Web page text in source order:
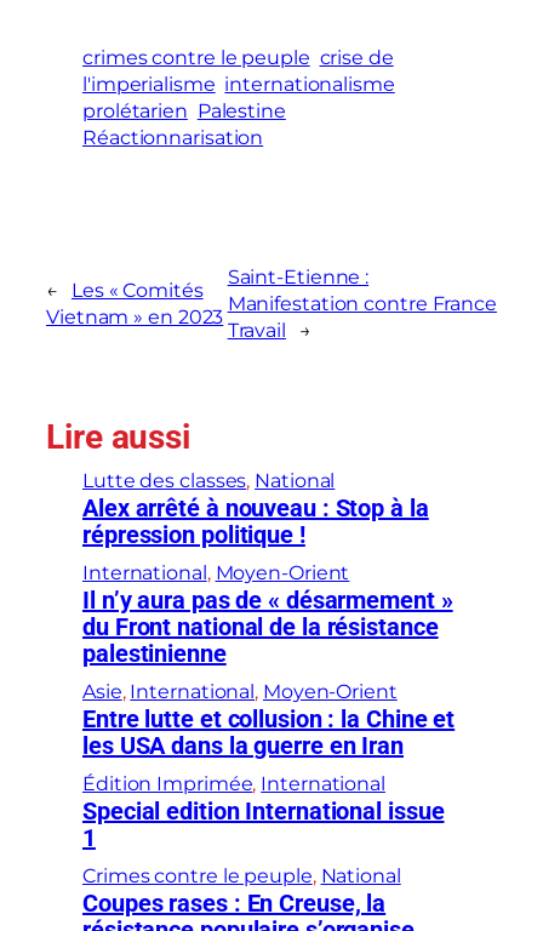
crimes contre le peuple crise de
l'imperialisme internationalisme
prolétarien Palestine
Réactionnarisation
←
Les « Comités
Vietnam » en 2023
Saint-Etienne :
Manifestation contre France
Travail
→
Lire aussi
Lutte des classes, National
Alex arrêté à nouveau : Stop à la
répression politique !
International , Moyen-Orient
Il n’y aura pas de « désarmement »
du Front national de la résistance
palestinienne
Asie, International , Moyen-Orient
Entre lutte et collusion : la Chine et
les USA dans la guerre en Iran
Édition Imprimée, International
Special edition International issue
1
Crimes contre le peuple, National
Coupes rases : En Creuse, la